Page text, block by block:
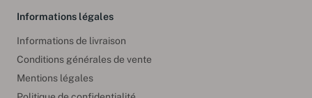
Informations légales
Informations de livraison
Conditions générales de vente
Mentions légales